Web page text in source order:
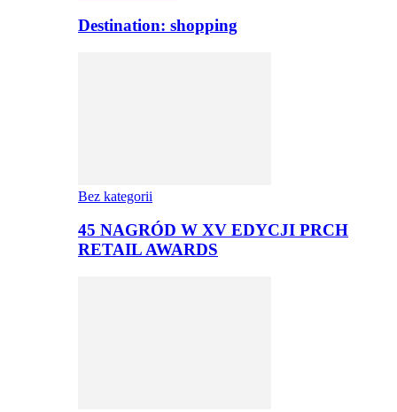
Destination: shopping
Bez kategorii
45 NAGRÓD W XV EDYCJI PRCH
RETAIL AWARDS